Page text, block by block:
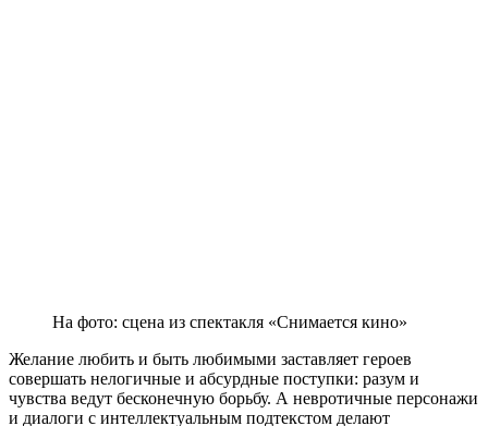
На фото: сцена из спектакля «Снимается кино»
Желание любить и быть любимыми заставляет героев
совершать нелогичные и абсурдные поступки: разум и
чувства ведут бесконечную борьбу. А невротичные персонажи
и диалоги с интеллектуальным подтекстом делают